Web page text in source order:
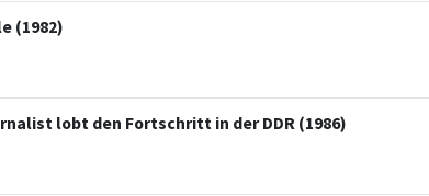
(1982)
lobt den Fortschritt in der DDR (1986)